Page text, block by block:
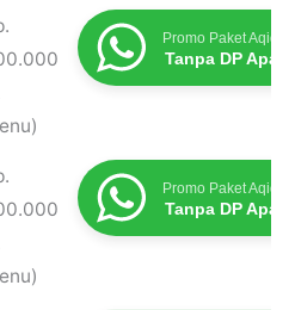
Promo Paket Aqiqah
Tanpa DP
Promo Paket Aqiqah
Tanpa DP